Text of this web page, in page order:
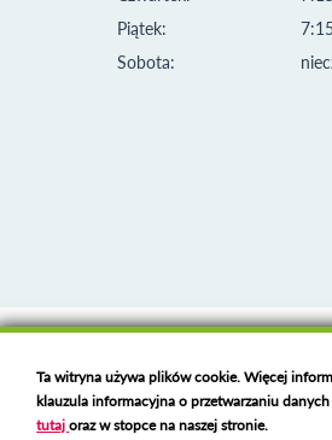
Piątek:
Sobota:
Deklaracja dostępności
Polski serwer RBL
https://polspam.pl/
Ta witryna używa plików cookie. Więcej
klauzula informacyjna o przetwarzaniu
tutajoraz w stopce na naszej stronie.